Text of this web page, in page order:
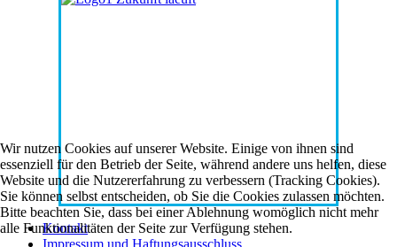
Kontakt
Wir nutzen Cookies auf unserer Website. Einige von ihnen sind
essenziell für den Betrieb der Seite, während andere uns helfen, diese
Website und die Nutzererfahrung zu verbessern (Tracking Cookies).
Sie können selbst entscheiden, ob Sie die Cookies zulassen möchten.
Bitte beachten Sie, dass bei einer Ablehnung womöglich nicht mehr
alle Funktionalitäten der Seite zur Verfügung stehen.